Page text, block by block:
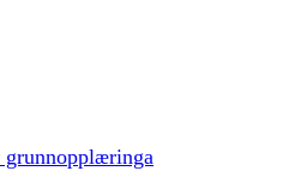
grunnopplæringa